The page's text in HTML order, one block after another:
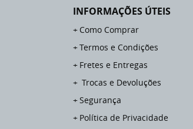
INFORMAÇÕES ÚTEIS
Como Comprar
Termos e Condições
Fretes e Entregas
Trocas e Devoluções
Segurança
Política de Privacidade